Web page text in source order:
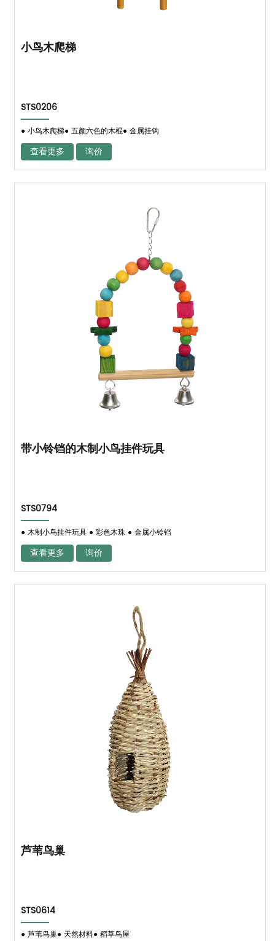
小鸟木爬梯
STS0206
● 小鸟木爬梯● 五颜六色的木棍● 金属挂钩
查看更多 询价
带小铃铛的木制小鸟挂件玩具
STS0794
● 木制小鸟挂件玩具 ● 彩色木珠 ● 金属小铃铛
查看更多 询价
芦苇鸟巢
STS0614
● 芦苇鸟巢● 天然材料● 稻草鸟屋